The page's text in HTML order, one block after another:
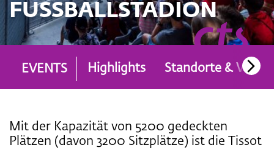
FUSSBALLSTADION
EVENTS Highlights Standorte &
Mit der Kapazität von 5200 gedeckten
Plätzen (davon 3200 Sitzplätze) ist die Tissot